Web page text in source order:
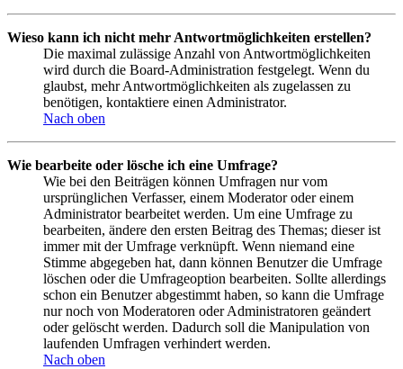
Wieso kann ich nicht mehr Antwortmöglichkeiten erstellen?
Die maximal zulässige Anzahl von Antwortmöglichkeiten
wird durch die Board-Administration festgelegt. Wenn du
glaubst, mehr Antwortmöglichkeiten als zugelassen zu
benötigen, kontaktiere einen Administrator.
Nach oben
Wie bearbeite oder lösche ich eine Umfrage?
Wie bei den Beiträgen können Umfragen nur vom
ursprünglichen Verfasser, einem Moderator oder einem
Administrator bearbeitet werden. Um eine Umfrage zu
bearbeiten, ändere den ersten Beitrag des Themas; dieser ist
immer mit der Umfrage verknüpft. Wenn niemand eine
Stimme abgegeben hat, dann können Benutzer die Umfrage
löschen oder die Umfrageoption bearbeiten. Sollte allerdings
schon ein Benutzer abgestimmt haben, so kann die Umfrage
nur noch von Moderatoren oder Administratoren geändert
oder gelöscht werden. Dadurch soll die Manipulation von
laufenden Umfragen verhindert werden.
Nach oben